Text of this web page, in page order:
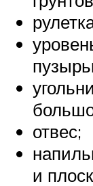
отвес;
и